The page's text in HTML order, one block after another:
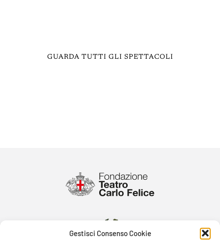
Gestisci Consenso Cookie
GUARDA TUTTI GLI SPETTACOLI